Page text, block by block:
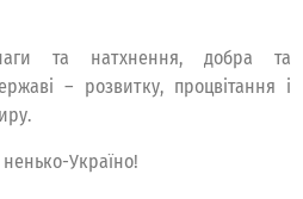
та натхнення, добра та
– розвитку, процвітання і
Україно!